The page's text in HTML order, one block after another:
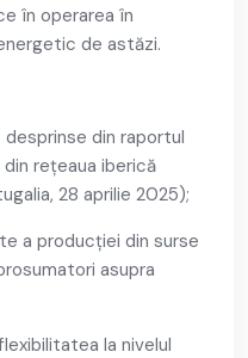
în operarea în
de astăzi.
din raportul
rețeaua iberică
28 aprilie 2025);
a producției din surse
asupra
la nivelul